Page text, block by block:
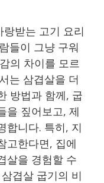
받는 고기 요리
들이 그냥 구워
의 차이를 모르
는 삼겹살을 더
방법과 함께, 굽
을 짚어보고, 제
합니다. 특히, 지
고한다면, 집에
살을 경험할 수
겹살 굽기의 비